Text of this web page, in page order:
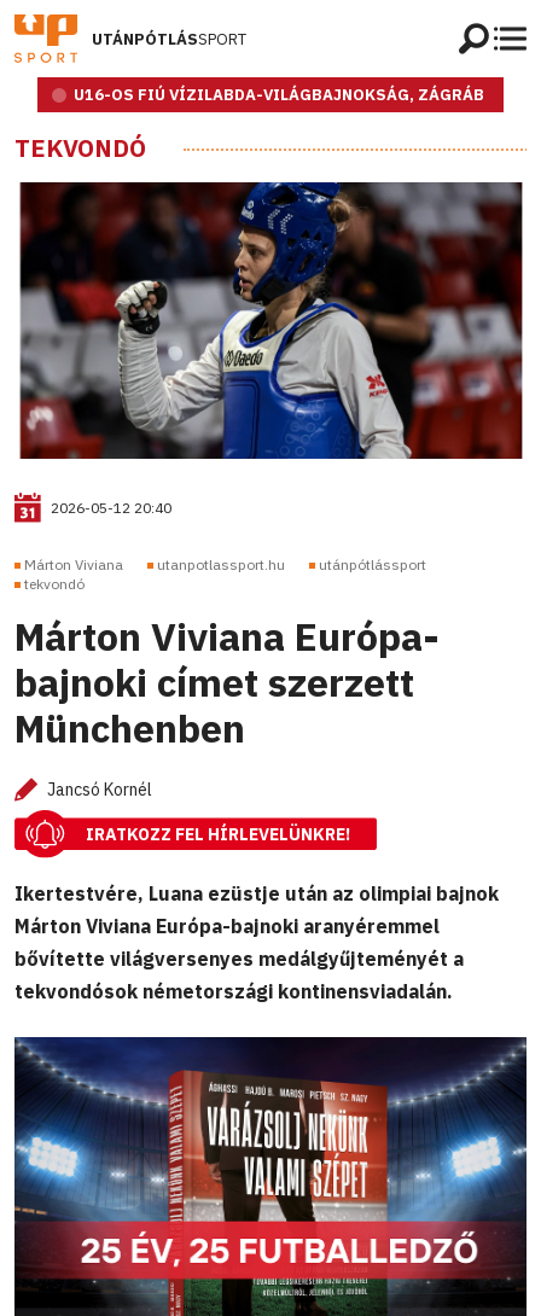
UTÁNPÓTLÁSSPORT
U16-OS FIÚ VÍZILABDA-VILÁGBAJNOKSÁG, ZÁGRÁB
TEKVONDÓ
2026-05-12 20:40
Márton Viviana utanpotlassport.hu
utánpótlássport
tekvondó
Márton Viviana Európa-
bajnoki címet szerzett
Münchenben
Jancsó Kornél
IRATKOZZ FEL HÍRLEVELÜNKRE!
Ikertestvére, Luana ezüstje után az olimpiai bajnok
Márton Viviana Európa-bajnoki aranyéremmel
bővítette világversenyes medálgyűjteményét a
tekvondósok németországi kontinensviadalán.